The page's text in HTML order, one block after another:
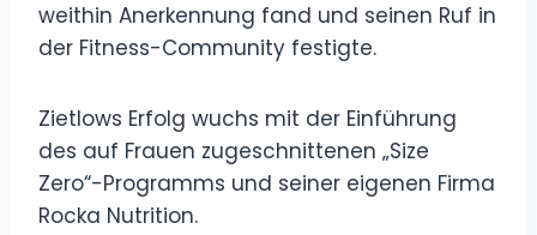
weithin Anerkennung fand und seinen Ruf in
der Fitness-Community festigte.
Zietlows Erfolg wuchs mit der Einführung
des auf Frauen zugeschnittenen „Size
Zero“-Programms und seiner eigenen Firma
Rocka Nutrition.